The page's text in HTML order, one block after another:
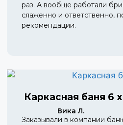
раз. А вообще работали
слаженно и ответственно,
рекомендации.
Каркасная баня 6
Вика Л.
Заказывали в компании